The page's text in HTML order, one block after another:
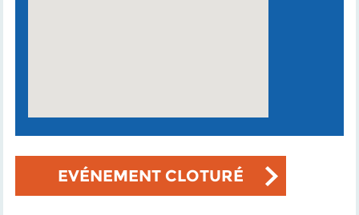
EVÉNEMENT CLOTURÉ